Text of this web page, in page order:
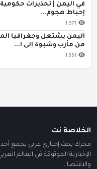
في اليمن | تحذيرات
إحباط هجوم...
1,871
اليمن يشتعل وجغرافيا
من مأرب وشبوة إلى ا...
1,551
الخلاصة نت
محرك بحث إخباري عربي يجمع أحدث
الإخبارية الموثوقة في العالم
والاقتصا...